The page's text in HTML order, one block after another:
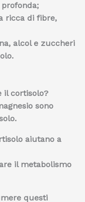
ricca di fibre,
alcol e zuccheri
il cortisolo?
sono
aiutano a
il metabolismo
questi